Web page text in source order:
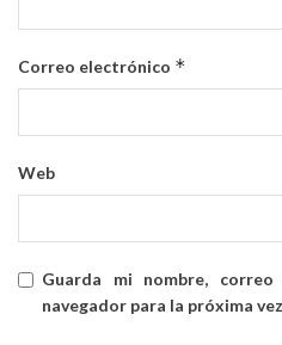
Correo electrónico *
Web
Guarda mi nombre,
navegador para la próxima